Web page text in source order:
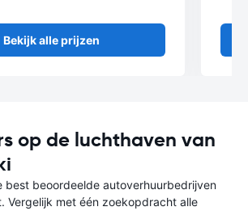
Bekijk alle prijzen
op de luchthaven van
best beoordeelde autoverhuurbedrijven
Vergelijk met één zoekopdracht alle